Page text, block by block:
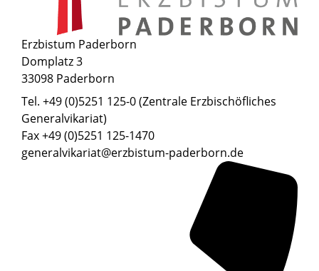
Erzbistum Paderborn
Domplatz 3
33098 Paderborn
Tel. +49 (0)5251 125-0 (Zentrale Erzbischöfliches
Generalvikariat)
Fax +49 (0)5251 125-1470
generalvikariat@erzbistum-paderborn.de